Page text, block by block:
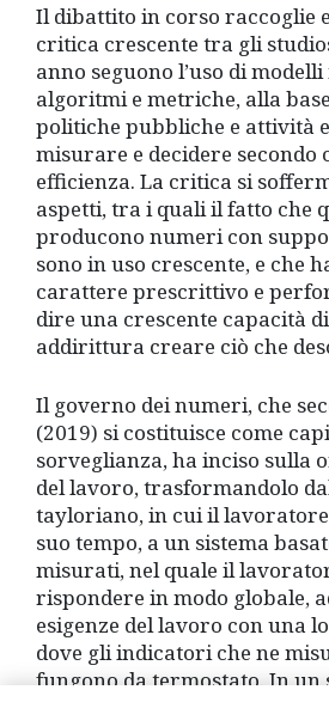
Il dibattito in corso raccoglie
critica crescente tra gli
anno seguono l’uso di
algoritmi e metriche, alla
politiche pubbliche e attività
misurare e decidere
efficienza. La critica si
aspetti, tra i quali il fatto che
producono numeri con
sono in uso crescente, e che
carattere prescrittivo e
dire una crescente capacità
addirittura creare ciò che
Il governo dei numeri, che
(2019) si costituisce come
sorveglianza, ha inciso sulla
del lavoro, trasformandolo
tayloriano, in cui il
suo tempo, a un sistema
misurati, nel quale il
rispondere in modo globale,
esigenze del lavoro con una
dove gli indicatori che ne
fungono da termostato. In un